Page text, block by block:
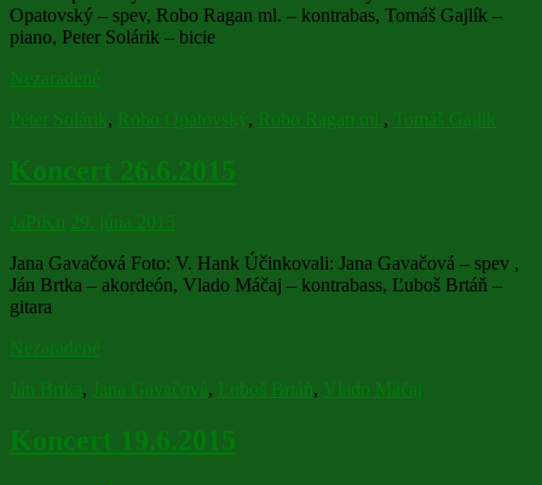
Opatovský – spev, Robo Ragan ml. – kontrabas, Tomáš Gajlík –
piano, Peter Solárik – bicie
Nezaradené
Peter Solárik, Robo Opatovský, Robo Ragan ml. , Tomáš Gajlík
Koncert 26.6.2015
JaPiKu 29. júna 2015
Jana Gavačová Foto: V. Hank Účinkovali: Jana Gavačová – spev ,
Ján Brtka – akordeón, Vlado Máčaj – kontrabass, Ľuboš Brtáň –
gitara
Nezaradené
Ján Brtka, Jana Gavačová, Ľuboš Brtáň, Vlado Máčaj
Koncert 19.6.2015